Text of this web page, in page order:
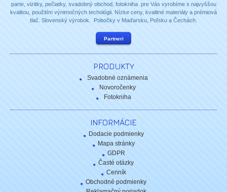
parte, vizitky, pečiatky, svadobný obchod, fotokniha pre Vás vyrobíme s najvyššou
kvalitou, použitím výnimočných techológii. Nízke ceny, kvalitné materiály a prémiová
tlač. Slovenský výrobok. Pobočky v Maďarsku, Poľsku a Čechách.
Partneri
PRODUKTY
Svadobné oznámenia
Novoročenky
Fotokniha
INFORMÁCIE
Dodacie podmienky
Mapa stránky
GDPR
Časté otázky
Cenník
Obchodné podmienky